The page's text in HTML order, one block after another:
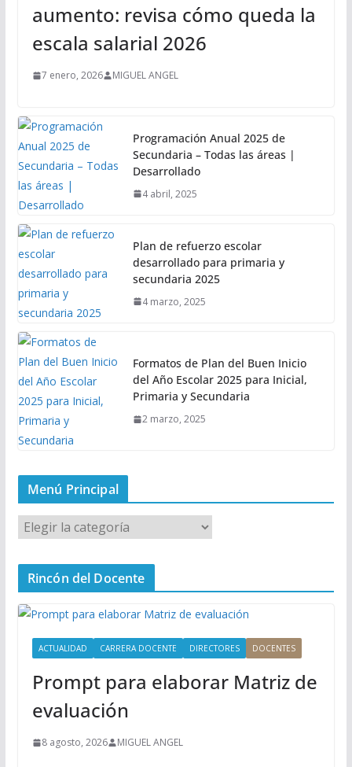
aumento: revisa cómo queda la
escala salarial 2026
7 enero, 2026 MIGUEL ANGEL
Programación Anual 2025 de
Secundaria – Todas las áreas |
Desarrollado
4 abril, 2025
Plan de refuerzo escolar
desarrollado para primaria y
secundaria 2025
4 marzo, 2025
Formatos de Plan del Buen Inicio
del Año Escolar 2025 para Inicial,
Primaria y Secundaria
2 marzo, 2025
Menú Principal
M
e
n
P
Rincón del Docente
ACTUALIDAD CARRERA DOCENTE DIRECTORES DOCENTES
Prompt para elaborar Matriz de
evaluación
8 agosto, 2026 MIGUEL ANGEL